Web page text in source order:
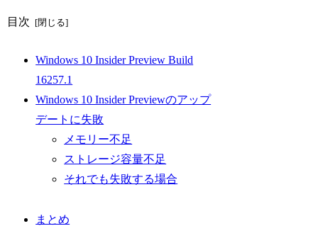
目次
Windows 10 Insider Preview Build
16257.1
Windows 10 Insider Previewのアップ
デートに失敗
メモリー不足
ストレージ容量不足
それでも失敗する場合
まとめ